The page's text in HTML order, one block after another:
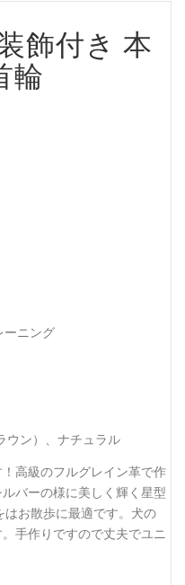
飾付き 本
輪
ーニング
ウン）、ナチュラル
高級のフルグレイン革で作
バーの様に美しく輝く星型
はお散歩に最適です。犬の
手作りですので丈夫でユニ